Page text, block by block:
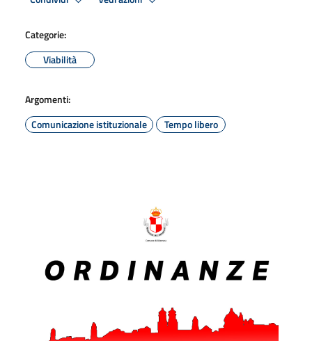
Categorie:
Viabilità
Argomenti:
Comunicazione istituzionale
Tempo libero